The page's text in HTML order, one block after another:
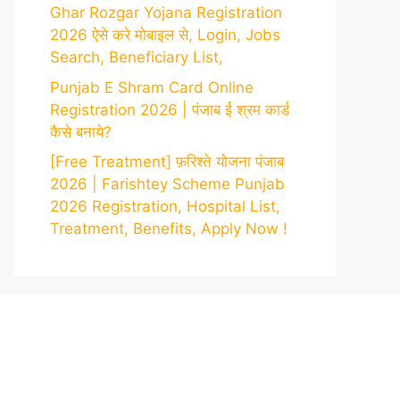
Ghar Rozgar Yojana Registration
2026 ऐसे करे मोबाइल से, Login, Jobs
Search, Beneficiary List,
Punjab E Shram Card Online
Registration 2026 | पंजाब ई श्रम कार्ड
कैसे बनाये?
[Free Treatment] फ़रिश्ते योजना पंजाब
2026 | Farishtey Scheme Punjab
2026 Registration, Hospital List,
Treatment, Benefits, Apply Now !